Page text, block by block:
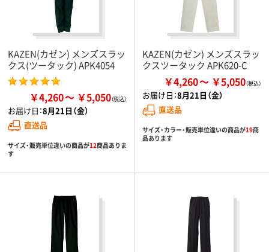
KAZEN(カゼン) メンズスラッ
クス(ツータック) APK4054
￥4,260 ￥5,050
お届け日：8月21日（金）
直送品
サイズ・販売単位違いの商品が12商品ありま
す
KAZEN(カゼン) メンズスラッ
クスツータック APK620-C
￥4,260 ￥5,050
お届け日：8月21日（金）
直送品
サイズ・カラー・販売単位違いの商品が19商
品あります